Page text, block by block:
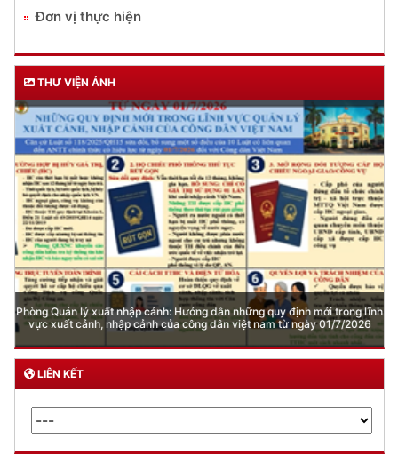
Đơn vị thực hiện
THƯ VIỆN ẢNH
Phòng Quản lý xuất nhập cảnh: Hướng dẫn những quy định mới trong lĩnh
vực xuất cảnh, nhập cảnh của công dân việt nam từ ngày 01/7/2026
LIÊN KẾT